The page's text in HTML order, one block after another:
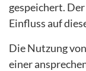
gespeichert.
Einfluss auf
Die Nutzung
einer